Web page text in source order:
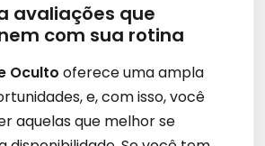
avaliações que
com sua rotina
Oculto oferece uma ampla
e, com isso, você
aquelas que melhor se